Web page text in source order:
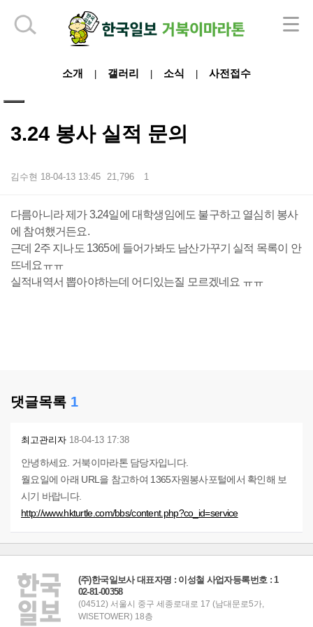
소개 갤러리 소식 사전접수
3.24 봉사 실적 문의
김수현 18-04-13 13:45 21,796 1
본문
다름아니라 제가 3.24일에 대학생임에도 불구하고 열심히 봉사
에 참여했거든요.
근데 2주 지나도 1365에 들어가봐도 남산가꾸기 실적 목록이 안
뜨네요ㅠㅠ
실적내역서 뽑아야하는데 어디있는질 모르겠네요 ㅠㅠ
댓글목록 1
최고관리자 18-04-13 17:38
안녕하세요. 거북이마라톤 담당자입니다.
월요일에 아래 URL을 참고하여 1365자원봉사포털에서 확인해 보
시기 바랍니다.
http://www.hkturtle.com/bbs/content.php?co_id=service
하단 영역
(주)한국일보사 대표자명 : 이성철 사업자등록번호 : 1
02-81-00358
(04512) 서울시 중구 세종로대로 17 (남대문로5가,
WISETOWER) 18층